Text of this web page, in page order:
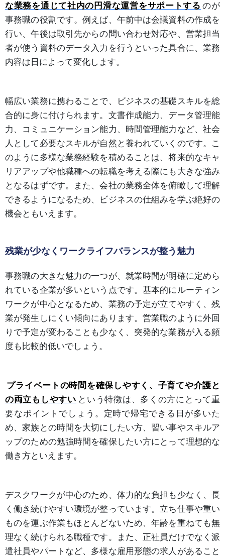
な業務を通じて社内の円滑な運営をサポートする のが
事務職の役割です。例えば、午前中は会議資料の作成を
行い、午後は取引先からの問い合わせ対応や、営業担当
者が使う資料のデータ入力を行うといった具合に、業務
内容は日によって変化します。
幅広い業務に携わることで、ビジネスの基礎スキルを総
合的に身に付けられます。文書作成能力、データ管理能
力、コミュニケーション能力、時間管理能力など、社会
人として必要なスキルが自然と養われていくのです。こ
のように多様な業務経験を積めることは、将来的なキャ
リアアップや他職種への転職を考える際にも大きな強み
となるはずです。また、会社の業務全体を俯瞰して理解
できるようになるため、ビジネスの仕組みを学ぶ絶好の
機会ともいえます。
残業が少なくワークライフバランスが整う魅力
事務職の大きな魅力の一つが、就業時間が明確に定めら
れている企業が多いという点です。基本的にルーティン
ワークが中心となるため、業務の予定が立てやすく、残
業が発生しにくい傾向にあります。営業職のように外回
りで予定が変わることも少なく、突発的な業務が入る頻
度も比較的低いでしょう。
プライベートの時間を確保しやすく、子育てや介護と
の両立もしやすい という特徴は、多くの方にとって重
要なポイントでしょう。定時で帰宅できる日が多いた
め、家族との時間を大切にしたい方、習い事やスキルア
ップのための勉強時間を確保したい方にとって理想的な
働き方といえます。
デスクワークが中心のため、体力的な負担も少なく、長
く働き続けやすい環境が整っています。立ち仕事や重い
ものを運ぶ作業もほとんどないため、年齢を重ねても無
理なく続けられる職種です。また、正社員だけでなく派
遣社員やパートなど、多様な雇用形態の求人があること